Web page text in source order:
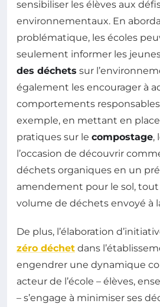
sensibiliser les élèves aux
environnementaux. En
problématique, les écoles
seulement informer les
des déchets sur
également les encourager à
comportements
exemple, en mettant en
pratiques sur le compostage,
l’occasion de découvrir
déchets organiques en un
amendement pour le sol,
volume de déchets envoyé à
De plus, l’élaboration
zéro déchet dans
engendrer une dynamique
acteur de l’école – élèves,
– s’engage à minimiser ses